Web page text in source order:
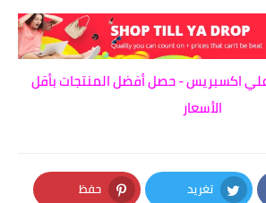
اكسبريس - حصل أفضل المنتجات بأقل
الأسعار
تغريد حفظ